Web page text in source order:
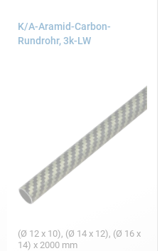
K/A-Aramid-Carbon-
Rundrohr, 3k-LW
(Ø 12 x 10), (Ø 14 x 12), (Ø 16 x
14) x 2000 mm